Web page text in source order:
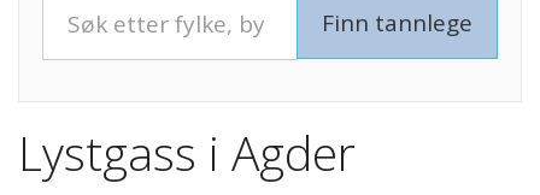
Lystgass i Agder